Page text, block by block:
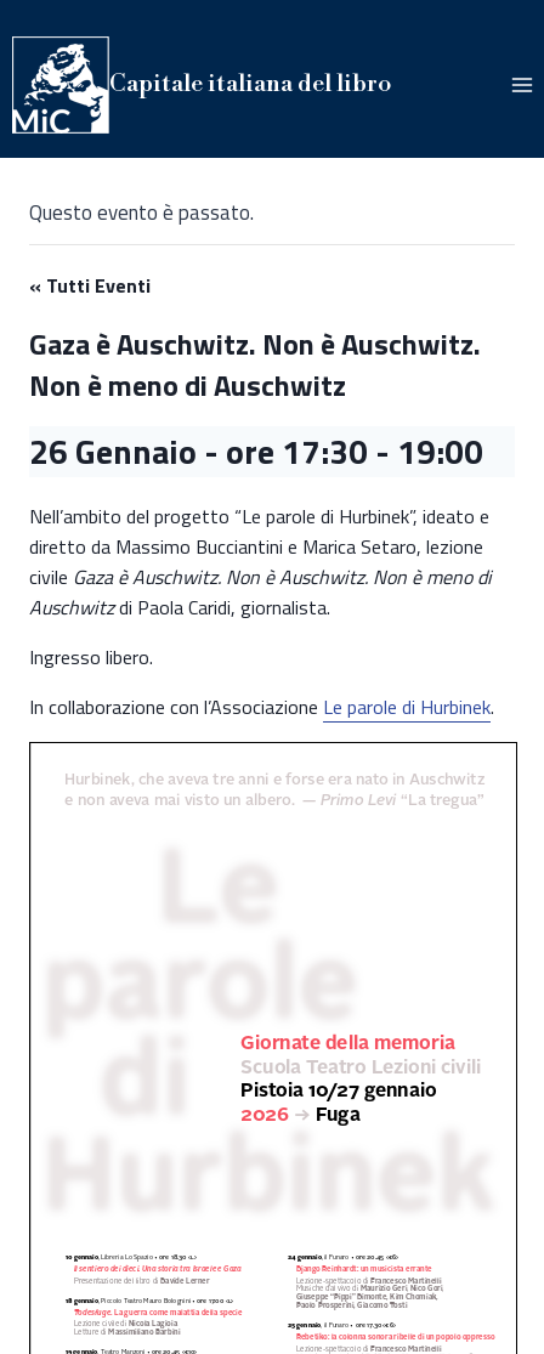
al
contenuto
Capitale italiana del libro
Questo evento è passato.
« Tutti Eventi
Gaza è Auschwitz. Non è Auschwitz.
Non è meno di Auschwitz
26 Gennaio - ore 17:30 - 19:00
Nell’ambito del progetto “Le parole di Hurbinek”, ideato e
diretto da Massimo Bucciantini e Marica Setaro, lezione
civile Gaza è Auschwitz. Non è Auschwitz. Non è meno di
Auschwitzdi Paola Caridi, giornalista.
Ingresso libero.
In collaborazione con l’Associazione Le parole di Hurbinek.